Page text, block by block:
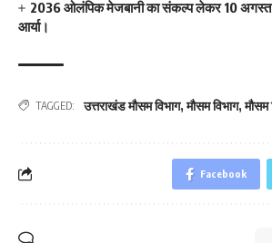
2036 ओलंपिक मेजबानी का संकल्प लेकर 10 अगस्त
आर्या।
TAGGED: उत्तराखंड मौसम विभाग,मौसम विभाग,मौसम
Facebook